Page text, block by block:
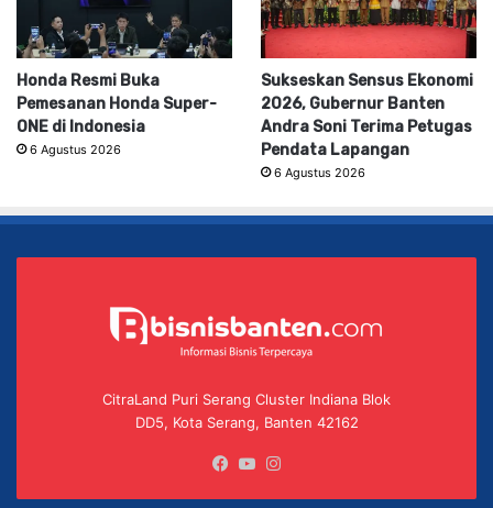
Honda Resmi Buka
Pemesanan Honda Super-
ONE di Indonesia
6 Agustus 2026
Sukseskan Sensus Ekonomi
2026, Gubernur Banten
Andra Soni Terima Petugas
Pendata Lapangan
6 Agustus 2026
CitraLand Puri Serang Cluster Indiana Blok
DD5, Kota Serang, Banten 42162
Facebook
YouTube